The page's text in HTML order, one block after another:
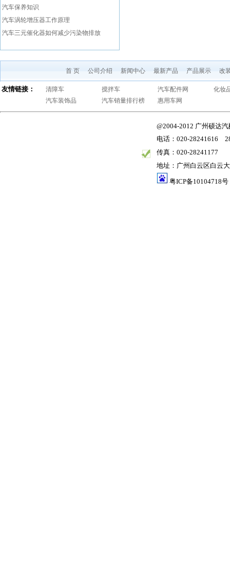
汽车保养知识
汽车涡轮增压器工作原理
汽车三元催化器如何减少污染物排放
首 页 公司介绍 新闻中心 最新产品 产品展示 改
友情链接： 清障车 搅拌车 汽车配件网
化妆
汽车装饰品
汽车销量排行榜 惠用车网
@2004-2012 广州硕达
电话：020-28241616
传真：020-28241177
地址：广州白云区白云
粤ICP备10104718号